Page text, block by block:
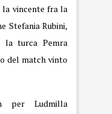
vincente fra la
Stefania Rubini,
la turca Pemra
del match vinto
per Ludmilla